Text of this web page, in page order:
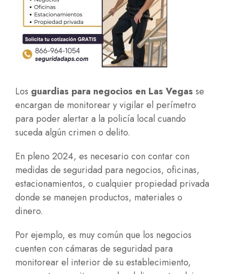
Los guardias para negocios en Las Vegas se
encargan de monitorear y vigilar el perímetro
para poder alertar a la policía local cuando
suceda algún crimen o delito.
En pleno 2024, es necesario con contar con
medidas de seguridad para negocios, oficinas,
estacionamientos, o cualquier propiedad privada
donde se manejen productos, materiales o
dinero.
Por ejemplo, es muy común que los negocios
cuenten con cámaras de seguridad para
monitorear el interior de su establecimiento,